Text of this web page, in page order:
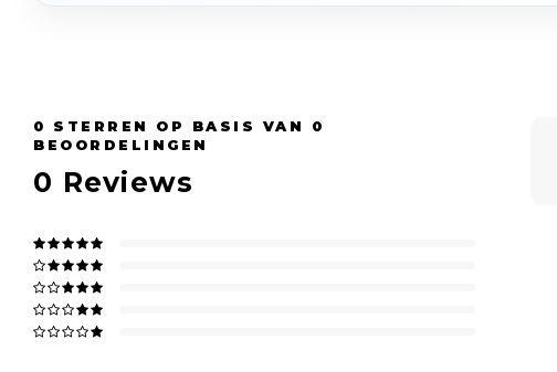
0 STERREN OP BASIS VAN 0
BEOORDELINGEN
0 Reviews